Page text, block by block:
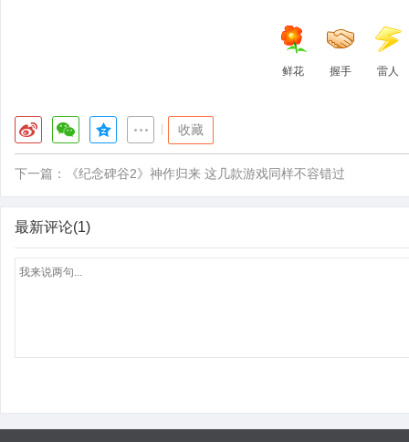
鲜花 握手 雷人
收藏
下一篇： 《纪念碑谷2》神作归来 这几款游戏同样不容错过
最新评论(1)